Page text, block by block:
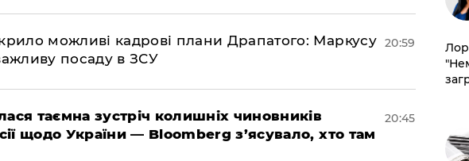
можливі кадрові плани Драпатого: Маркусу
посаду в ЗСУ
20:59
таємна зустріч колишніх чиновників
щодо України — Bloomberg з’ясувало, хто там
20:45